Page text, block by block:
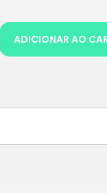
ADICIONAR AO